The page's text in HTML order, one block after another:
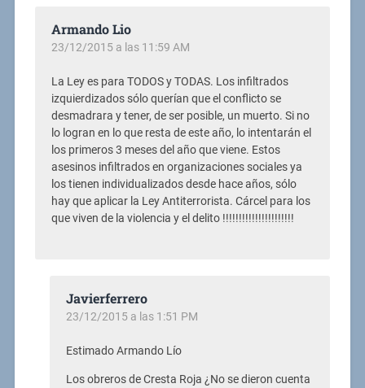
Armando Lio
23/12/2015 a las 11:59 AM
La Ley es para TODOS y TODAS. Los infiltrados
izquierdizados sólo querían que el conflicto se
desmadrara y tener, de ser posible, un muerto. Si no
lo logran en lo que resta de este año, lo intentarán el
los primeros 3 meses del año que viene. Estos
asesinos infiltrados en organizaciones sociales ya
los tienen individualizados desde hace años, sólo
hay que aplicar la Ley Antiterrorista. Cárcel para los
que viven de la violencia y el delito !!!!!!!!!!!!!!!!!!!!!!
Javierferrero
23/12/2015 a las 1:51 PM
Estimado Armando Lío
Los obreros de Cresta Roja ¿No se dieron cuenta